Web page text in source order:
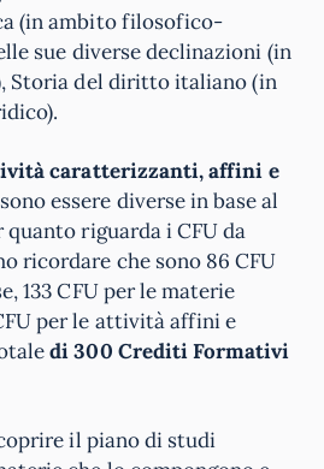
(in ambito filosofico-
sue diverse declinazioni (in
Storia del diritto italiano (in
caratterizzanti, affini e
essere diverse in base al
riguarda i CFU da
ricordare che sono 86 CFU
133 CFU per le materie
per le attività affini e
di 300 Crediti Formativi
il piano di studi